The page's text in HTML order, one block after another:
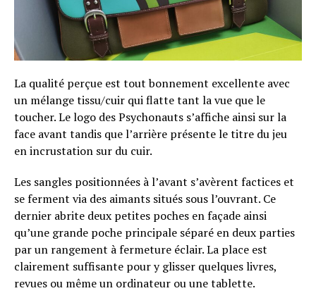
La qualité perçue est tout bonnement excellente avec
un mélange tissu/cuir qui flatte tant la vue que le
toucher. Le logo des Psychonauts s’affiche ainsi sur la
face avant tandis que l’arrière présente le titre du jeu
en incrustation sur du cuir.
Les sangles positionnées à l’avant s’avèrent factices et
se ferment via des aimants situés sous l’ouvrant. Ce
dernier abrite deux petites poches en façade ainsi
qu’une grande poche principale séparé en deux parties
par un rangement à fermeture éclair. La place est
clairement suffisante pour y glisser quelques livres,
revues ou même un ordinateur ou une tablette.